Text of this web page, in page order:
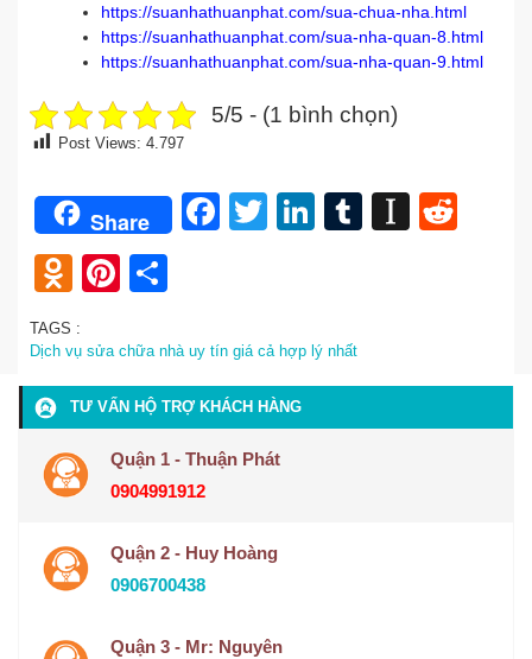
https://suanhathuanphat.com/sua-chua-nha.html
https://suanhathuanphat.com/sua-nha-quan-8.html
https://suanhathuanphat.com/sua-nha-quan-9.html
5/5 - (1 bình chọn)
Post Views: 4.797
Share Facebook
TwitterLinkedIn
Tumblr
Odnoklassniki
Pinterest
TAGS :
Dịch vụ sửa chữa nhà uy tín giá cả hợp lý nhất
TƯ VẤN HỘ TRỢ KHÁCH HÀNG
Quận 1 - Thuận Phát
0904991912
Quận 2 - Huy Hoàng
0906700438
Quận 3 - Mr: Nguyên